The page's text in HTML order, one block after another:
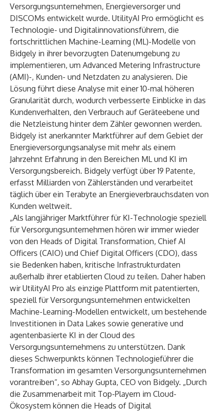
Versorgungsunternehmen, Energieversorger und
DISCOMs entwickelt wurde. UtilityAI Pro ermöglicht es
Technologie- und Digitalinnovationsführern, die
fortschrittlichen Machine-Learning (ML)-Modelle von
Bidgely in ihrer bevorzugten Datenumgebung zu
implementieren, um Advanced Metering Infrastructure
(AMI)-, Kunden- und Netzdaten zu analysieren. Die
Lösung führt diese Analyse mit einer 10-mal höheren
Granularität durch, wodurch verbesserte Einblicke in das
Kundenverhalten, den Verbrauch auf Geräteebene und
die Netzleistung hinter dem Zähler gewonnen werden.
Bidgely ist anerkannter Marktführerauf dem Gebiet der
Energieversorgungsanalyse mit mehr als einem
Jahrzehnt Erfahrung in den Bereichen ML und KI im
Versorgungsbereich. Bidgely verfügt über 19 Patente,
erfasst Milliarden von Zählerständen und verarbeitet
täglich über ein Terabyte an Energieverbrauchsdaten von
Kunden weltweit.
„Als langjähriger Marktführer für KI-Technologie speziell
für Versorgungsunternehmen hören wir immer wieder
von den Heads of Digital Transformation, Chief AI
Officers (CAIO) und Chief Digital Officers (CDO), dass
sie Bedenken haben, kritische Infrastrukturdaten
außerhalb ihrer etablierten Cloud zu teilen. Daher haben
wir UtilityAI Pro als einzige Plattform mit patentierten,
speziell für Versorgungsunternehmen entwickelten
Machine-Learning-Modellen entwickelt, um bestehende
Investitionen in Data Lakes sowie generative und
agentenbasierte KI in der Cloud des
Versorgungsunternehmens zu unterstützen. Dank
dieses Schwerpunkts können Technologieführer die
Transformation im gesamten Versorgungsunternehmen
vorantreiben“, so Abhay Gupta, CEO von Bidgely. „Durch
die Zusammenarbeit mit Top-Playern im Cloud-
Ökosystem können die Heads of Digital